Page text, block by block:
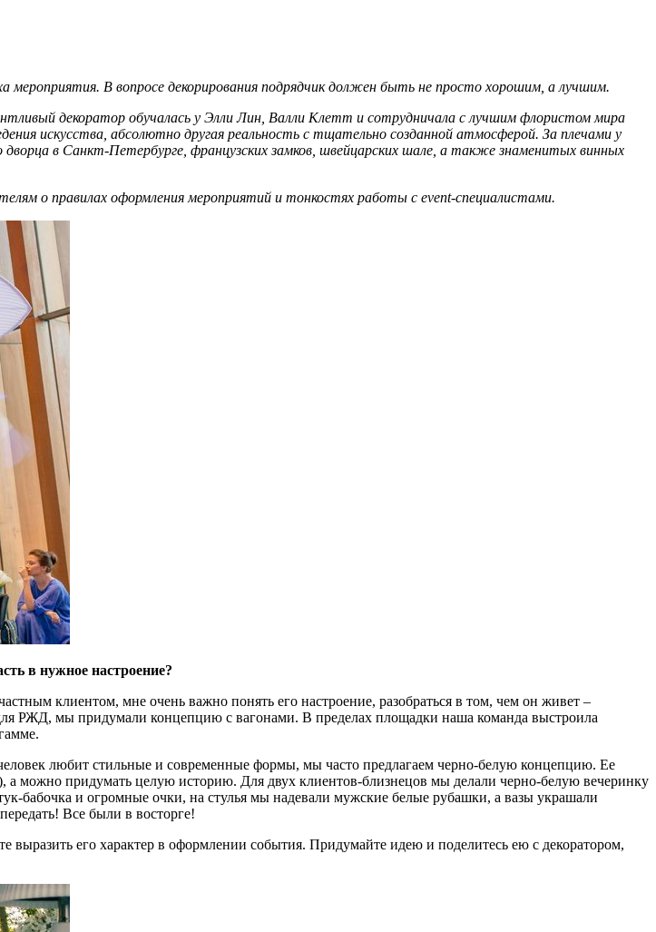
В вопросе декорирования подрядчик должен быть не просто хорошим, а лучшим.
декоратор обучалась у Элли Лин, Валли Клетт и сотрудничала с лучшим флористом мира
искусства, абсолютно другая реальность с тщательно созданной атмосферой. За плечами у
в Санкт-Петербурге, французских замков, швейцарских шале, а также знаменитых винных
о правилах оформления мероприятий и тонкостях работы с event-специалистами.
в нужное настроение?
клиентом, мне очень важно понять его настроение, разобраться в том, чем он живет –
РЖД, мы придумали концепцию с вагонами. В пределах площадки наша команда выстроила
любит стильные и современные формы, мы часто предлагаем черно-белую концепцию. Ее
а можно придумать целую историю. Для двух клиентов-близнецов мы делали черно-белую вечеринку
бабочка и огромные очки, на стулья мы надевали мужские белые рубашки, а вазы украшали
Все были в восторге!
выразить его характер в оформлении события. Придумайте идею и поделитесь ею с декоратором,